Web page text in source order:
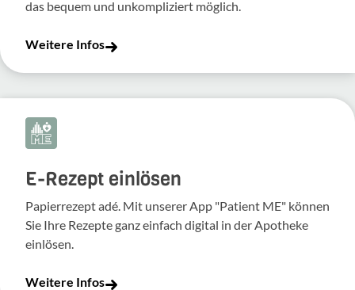
das bequem und unkompliziert möglich.
Weitere Infos
E-Rezept einlösen
Papierrezept adé. Mit unserer App "Patient ME" können
Sie Ihre Rezepte ganz einfach digital in der Apotheke
einlösen.
Weitere Infos